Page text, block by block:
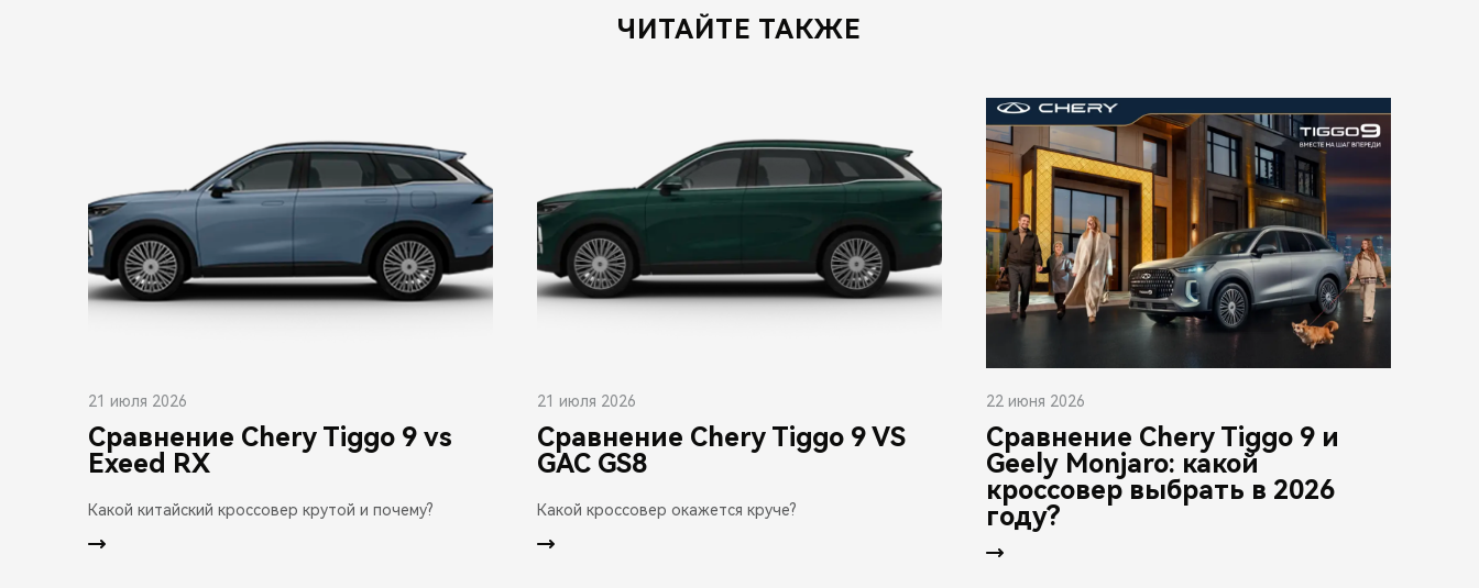
ЧИТАЙТЕ ТАКЖЕ
21 июля 2026
Сравнение Chery Tiggo 9 vs
Exeed RX
Какой китайский кроссовер крутой и почему?
21 июля 2026
Сравнение Chery Tiggo 9 VS
GAC GS8
Какой кроссовер окажется круче?
22 июня 2026
Сравнение Chery Tiggo 9 и
Geely Monjaro: какой
кроссовер выбрать в 2026
году?